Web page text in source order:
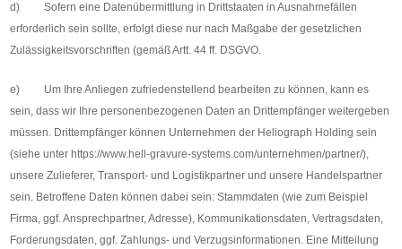
d) Sofern eine Datenübermittlung in Drittstaaten in Ausnahmefällen
erforderlich sein sollte, erfolgt diese nur nach Maßgabe der gesetzlichen
Zulässigkeitsvorschriften (gemäß Artt. 44 ff. DSGVO.
e) Um Ihre Anliegen zufriedenstellend bearbeiten zu können, kann es
sein, dass wir Ihre personenbezogenen Daten an Drittempfänger weitergeben
müssen. Drittempfänger können Unternehmen der Heliograph Holding sein
(siehe unter https://www.hell-gravure-systems.com/unternehmen/partner/),
unsere Zulieferer, Transport- und Logistikpartner und unsere Handelspartner
sein. Betroffene Daten können dabei sein: Stammdaten (wie zum Beispiel
Firma, ggf. Ansprechpartner, Adresse), Kommunikationsdaten, Vertragsdaten,
Forderungsdaten, ggf. Zahlungs- und Verzugsinformationen. Eine Mitteilung